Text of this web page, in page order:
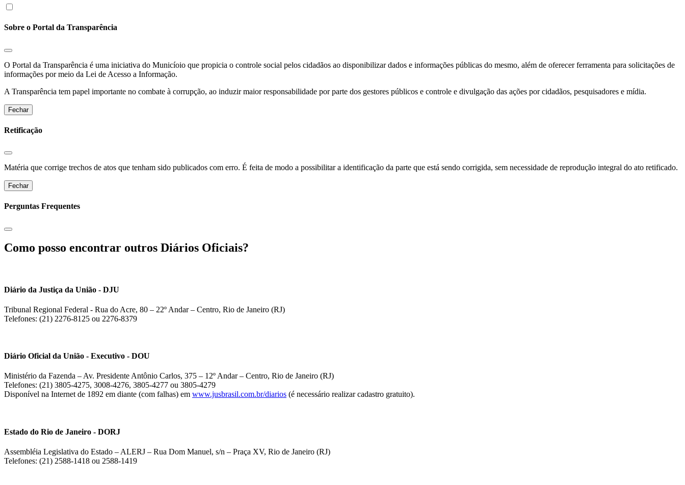
Sobre o Portal da Transparência
O Portal da Transparência é uma iniciativa do Municíoio que propicia o controle social pelos cidadãos ao disponibilizar dados e informações públicas do mesmo, além de oferecer ferramenta para solicitações de
informações por meio da Lei de Acesso a Informação.
A Transparência tem papel importante no combate à corrupção, ao induzir maior responsabilidade por parte dos gestores públicos e controle e divulgação das ações por cidadãos, pesquisadores e mídia.
Fechar
Retificação
Matéria que corrige trechos de atos que tenham sido publicados com erro. É feita de modo a possibilitar a identificação da parte que está sendo corrigida, sem necessidade de reprodução integral do ato retificado.
Fechar
Perguntas Frequentes
Como posso encontrar outros Diários Oficiais?
Diário da Justiça da União - DJU
Tribunal Regional Federal - Rua do Acre, 80 – 22º Andar – Centro, Rio de Janeiro (RJ)
Telefones: (21) 2276-8125 ou 2276-8379
Diário Oficial da União - Executivo - DOU
Ministério da Fazenda – Av. Presidente Antônio Carlos, 375 – 12º Andar – Centro, Rio de Janeiro (RJ)
Telefones: (21) 3805-4275, 3008-4276, 3805-4277 ou 3805-4279
Disponível na Internet de 1892 em diante (com falhas) em www.jusbrasil.com.br/diarios (é necessário realizar cadastro gratuito).
Estado do Rio de Janeiro - DORJ
Assembléia Legislativa do Estado – ALERJ – Rua Dom Manuel, s/n – Praça XV, Rio de Janeiro (RJ)
Telefones: (21) 2588-1418 ou 2588-1419